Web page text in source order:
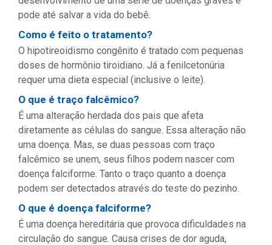
pode até salvar a vida do bebê.
Como é feito o tratamento?
O hipotireoidismo congênito é tratado com pequenas
doses de hormônio tiroidiano. Já a fenilcetonúria
requer uma dieta especial (inclusive o leite).
O que é traço falcêmico?
É uma alteração herdada dos pais que afeta
diretamente as células do sangue. Essa alteração não
uma doença. Mas, se duas pessoas com traço
falcêmico se unem, seus filhos podem nascer com
doença falciforme. Tanto o traço quanto a doença
podem ser detectados através do teste do pezinho.
O que é doença falciforme?
É uma doença hereditária que provoca dificuldades na
circulação do sangue. Causa crises de dor aguda,